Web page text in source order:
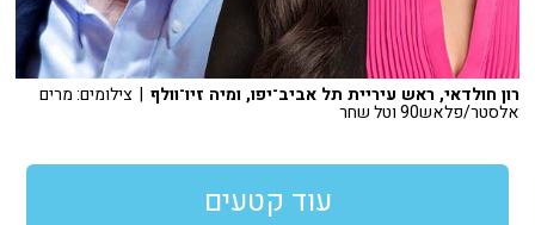
רון חולדאי, ראש עיריית תל אביב־יפו, ומיה זיו־וולף | צילומים: מרים
אלסטר/פלאש90 וטל שחר
עוד קטעים